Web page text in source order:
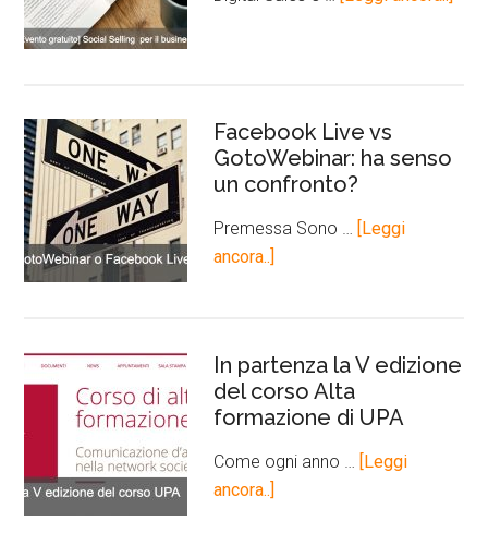
Facebook Live vs
GotoWebinar: ha senso
un confronto?
Premessa Sono …
[Leggi
ancora..]
In partenza la V edizione
del corso Alta
formazione di UPA
Come ogni anno …
[Leggi
ancora..]